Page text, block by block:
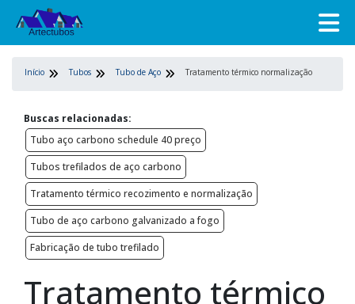
Início Tubos Tubo de Aço Tratamento térmico normalização
Buscas relacionadas:
Tubo aço carbono schedule 40 preço
Tubos trefilados de aço carbono
Tratamento térmico recozimento e normalização
Tubo de aço carbono galvanizado a fogo
Fabricação de tubo trefilado
Tratamento térmico